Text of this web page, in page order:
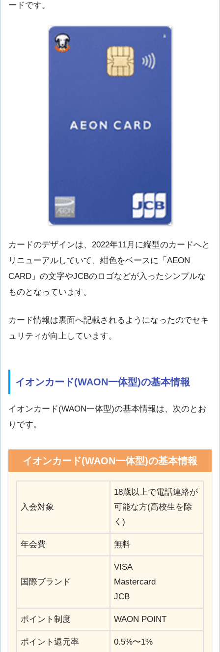
ードです。
カードのデザインは、2022年11月に縦型のカードへと
リニューアルしていて、紺色をベースに「AEON
CARD」の文字やJCBのロゴなどが入ったシンプルな
ものとなっています。
カード情報は裏面へ記載されるようになったのでセキ
ュリティが向上しています。
イオンカード(WAON一体型)の基本情報
イオンカード(WAON一体型)の基本情報は、次のとお
りです。
イオンカード(WAON一体型)の基本情報
入会対象
18歳以上で電話連絡が
可能な方(高校生を除
く)
年会費 無料
国際ブランド
VISA
Mastercard
JCB
ポイント制度 WAON POINT
ポイント還元率 0.5%〜1%